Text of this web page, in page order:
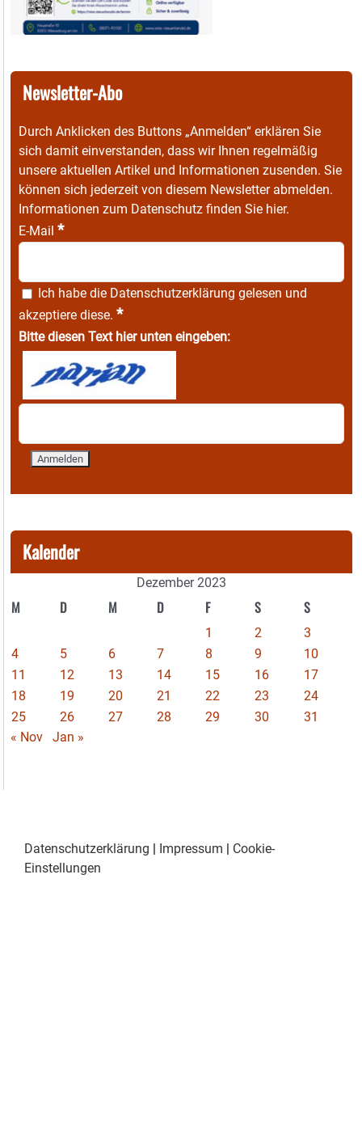
Newsletter-Abo
Durch Anklicken des Buttons „Anmelden“ erklären Sie
sich damit einverstanden, dass wir Ihnen regelmäßig
unsere aktuellen Artikel und Informationen zusenden. Sie
können sich jederzeit von diesem Newsletter abmelden.
Informationen zum Datenschutz finden Sie hier.
E-Mail *
Ich habe die Datenschutzerklärung gelesen und
akzeptiere diese. *
Bitte diesen Text hier unten eingeben:
Kalender
Dezember 2023
M D M D F S S
1 2
3
4
5 6 7 8 9
10
11
12 13 14 15 16
17
18
19 20 21 22 23
24
25
26 27 28 29 30
31
« Nov
Jan »
Datenschutzerklärung | Impressum | Cookie-
Einstellungen